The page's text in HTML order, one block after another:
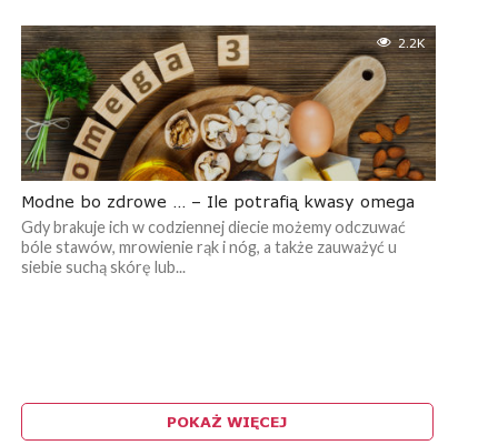
2.2K
Modne bo zdrowe … – Ile potrafią kwasy omega
Gdy brakuje ich w codziennej diecie możemy odczuwać
bóle stawów, mrowienie rąk i nóg, a także zauważyć u
siebie suchą skórę lub...
POKAŻ WIĘCEJ